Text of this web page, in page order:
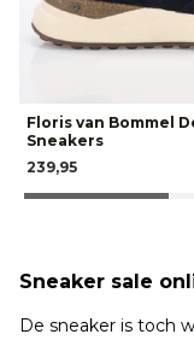
Floris van Bommel
Sneakers
239,95
Sneaker sale
De sneaker is toch